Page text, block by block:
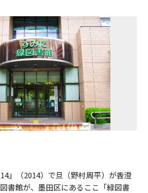
』（2014）で旦（野村周平）が香澄
書館が、墨田区にあるここ「緑図書